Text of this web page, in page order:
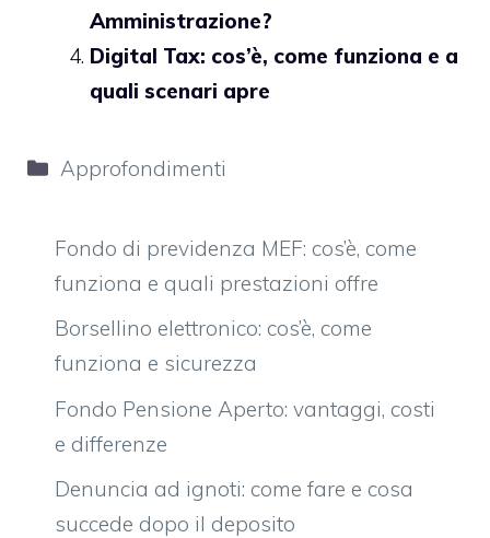
Amministrazione?
Digital Tax: cos’è, come funziona e a
quali scenari apre
Categorie
Approfondimenti
Fondo di previdenza MEF: cos’è, come
funziona e quali prestazioni offre
Borsellino elettronico: cos’è, come
funziona e sicurezza
Fondo Pensione Aperto: vantaggi, costi
e differenze
Denuncia ad ignoti: come fare e cosa
succede dopo il deposito